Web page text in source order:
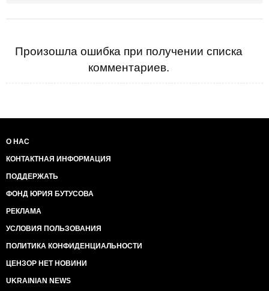
Произошла ошибка при получении списка
комментариев.
О НАС
КОНТАКТНАЯ ИНФОРМАЦИЯ
ПОДДЕРЖАТЬ
ФОНД ЮРИЯ БУТУСОВА
РЕКЛАМА
УСЛОВИЯ ПОЛЬЗОВАНИЯ
ПОЛИТИКА КОНФИДЕНЦИАЛЬНОСТИ
ЦЕНЗОР НЕТ НОВИНИ
UKRAINIAN NEWS